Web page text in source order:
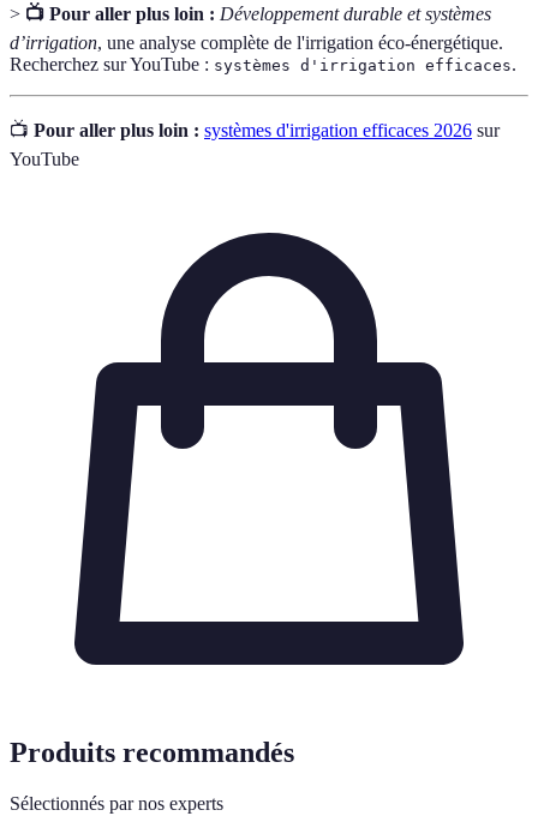
> 📺 Pour aller plus loin : Développement durable et systèmes
d’irrigation, une analyse complète de l'irrigation éco-énergétique.
Recherchez sur YouTube : systèmes d'irrigation efficaces.
📺 Pour aller plus loin : systèmes d'irrigation efficaces 2026 sur
YouTube
Produits recommandés
Sélectionnés par nos experts